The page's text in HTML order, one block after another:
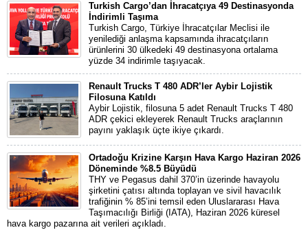
Turkish Cargo’dan İhracatçıya 49 Destinasyonda
İndirimli Taşıma
Turkish Cargo, Türkiye İhracatçılar Meclisi ile
yenilediği anlaşma kapsamında ihracatçıların
ürünlerini 30 ülkedeki 49 destinasyona ortalama
yüzde 34 indirimle taşıyacak.
Renault Trucks T 480 ADR’ler Aybir Lojistik
Filosuna Katıldı
Aybir Lojistik, filosuna 5 adet Renault Trucks T 480
ADR çekici ekleyerek Renault Trucks araçlarının
payını yaklaşık üçte ikiye çıkardı.
Ortadoğu Krizine Karşın Hava Kargo Haziran 2026
Döneminde %8.5 Büyüdü
THY ve Pegasus dahil 370’in üzerinde havayolu
şirketini çatısı altında toplayan ve sivil havacılık
trafiğinin % 85’ini temsil eden Uluslararası Hava
Taşımacılığı Birliği (IATA), Haziran 2026 küresel
hava kargo pazarına ait verileri açıkladı.